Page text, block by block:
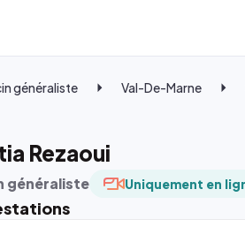
généraliste Val-De-Marne
Rezaoui
généraliste Uniquement en